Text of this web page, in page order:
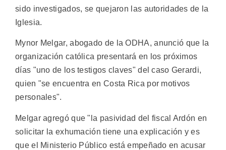
sido investigados, se quejaron las autoridades de la
Iglesia.
Mynor Melgar, abogado de la ODHA, anunció que la
organización católica presentará en los próximos
días "uno de los testigos claves" del caso Gerardi,
quien "se encuentra en Costa Rica por motivos
personales".
Melgar agregó que "la pasividad del fiscal Ardón en
solicitar la exhumación tiene una explicación y es
que el Ministerio Público está empeñado en acusar